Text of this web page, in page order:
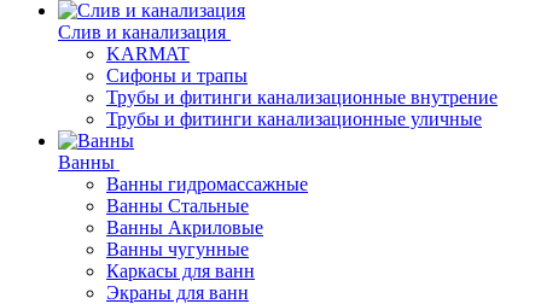
Слив и канализация
KARMAT
Сифоны и трапы
Трубы и фитинги канализационные внутрение
Трубы и фитинги канализационные уличные
Ванны
Ванны гидромассажные
Ванны Стальные
Ванны Акриловые
Ванны чугунные
Каркасы для ванн
Экраны для ванн